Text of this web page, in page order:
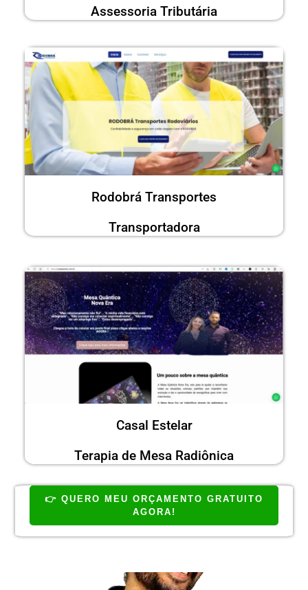
Assessoria Tributária
Rodobrá Transportes
Transportadora
Casal Estelar
Terapia de Mesa Radiônica
👉 QUERO MEU ORÇAMENTO GRATUITO
AGORA!